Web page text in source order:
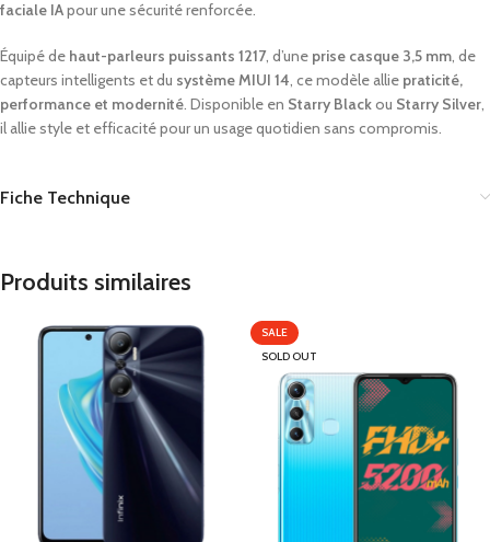
faciale IApourunesécuritérenforcée.
Équipéde haut-parleurs puissants 1217, d’une prise casque 3,5 mm, de
capteurs intelligents etdu systèmeMIUI 14, cemodèle allie praticité,
performance et modernité. Disponible en Starry Blackou Starry Silver,
il alliestyle et efficacitépourun usagequotidien sans compromis.
Fiche Technique
Produits similaires
SALE
SOLD OUT